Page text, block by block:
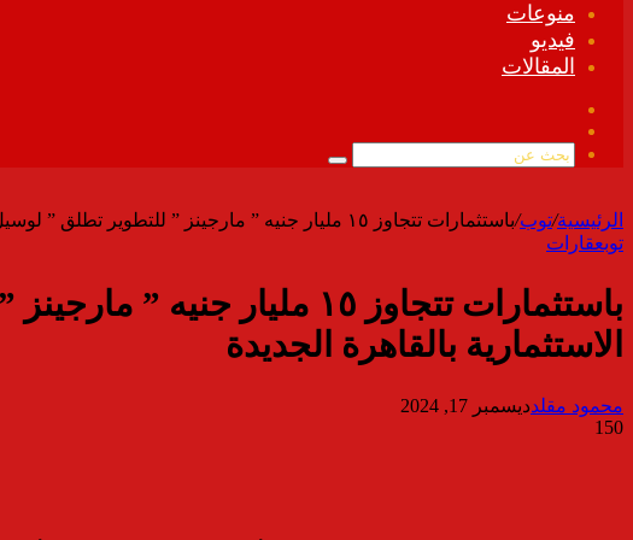
منوعات
فيديو
المقالات
الموقع
بحث
الرئيسية/توب/باستثمارات تتجاوز ١٥ مليار جنيه ” مارجينز ” للتطوير تطلق ” لوسيل ” أحدث مشروعاتها بأفضل المواقع الاستثمارية بالقاهرة الجديدة
توبعقارات
باستثمارات تتجاوز ١٥
الاستثمارية بالقاهرة الجديدة
محمود مقلدديسمبر 17, 2024
150